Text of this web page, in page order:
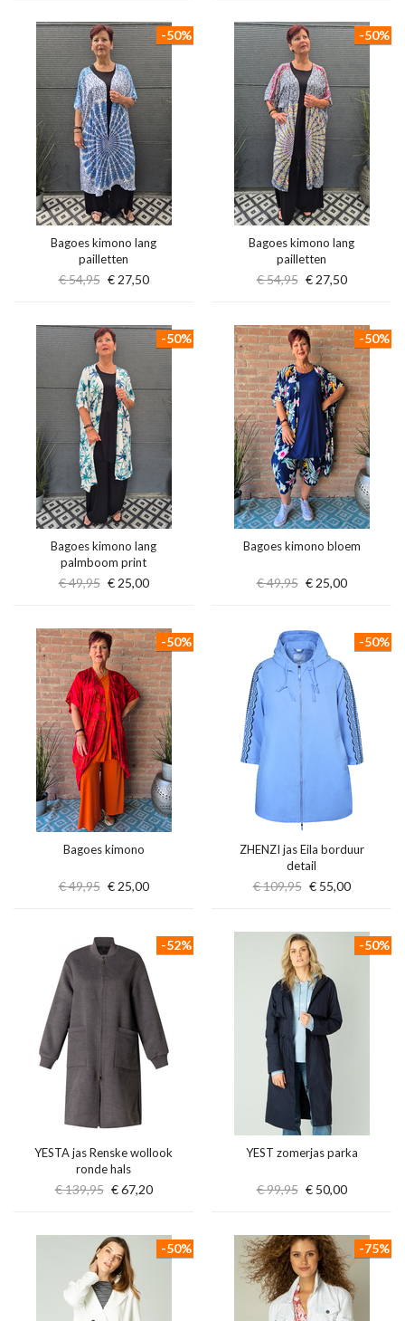
Bagoes kimono lang
pailletten
€ 54,95 € 27,50
-50%
Bagoes kimono lang
pailletten
€ 54,95 € 27,50
-50%
Bagoes kimono lang
palmboom print
€ 49,95 € 25,00
-50%
Bagoes kimono bloem
€ 49,95 € 25,00
-50%
Bagoes kimono
€ 49,95 € 25,00
-50%
ZHENZI jas Eila borduur
detail
€ 109,95 € 55,00
-50%
YESTA jas Renske wollook
ronde hals
€ 139,95 € 67,20
-52%
YEST zomerjas parka
€ 99,95 € 50,00
-50%
-50% -75%